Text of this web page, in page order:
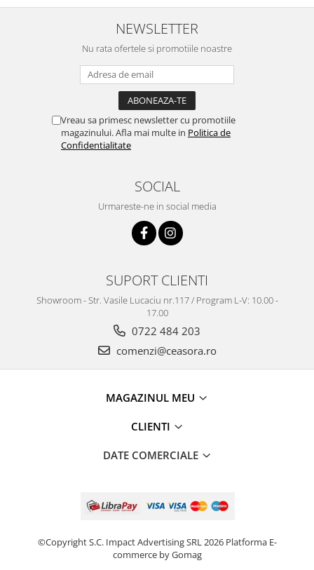
NEWSLETTER
Nu rata ofertele si promotiile noastre
Vreau sa primesc newsletter cu promotiile
magazinului. Afla mai multe in Politica de
Confidentialitate
SOCIAL
Urmareste-ne in social media
SUPORT CLIENTI
Showroom - Str. Vasile Lucaciu nr.117 / Program L-V: 10.00 -
17.00
0722 484 203
comenzi@ceasora.ro
MAGAZINUL MEU
CLIENTI
DATE COMERCIALE
©Copyright S.C. Impact Advertising SRL 2026 Platforma E-
commerce by Gomag